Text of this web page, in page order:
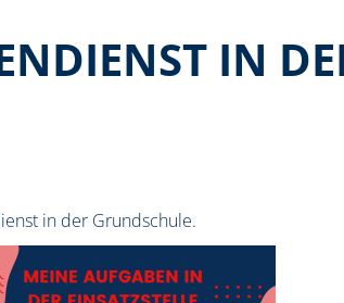
IN
in der Grundschule.